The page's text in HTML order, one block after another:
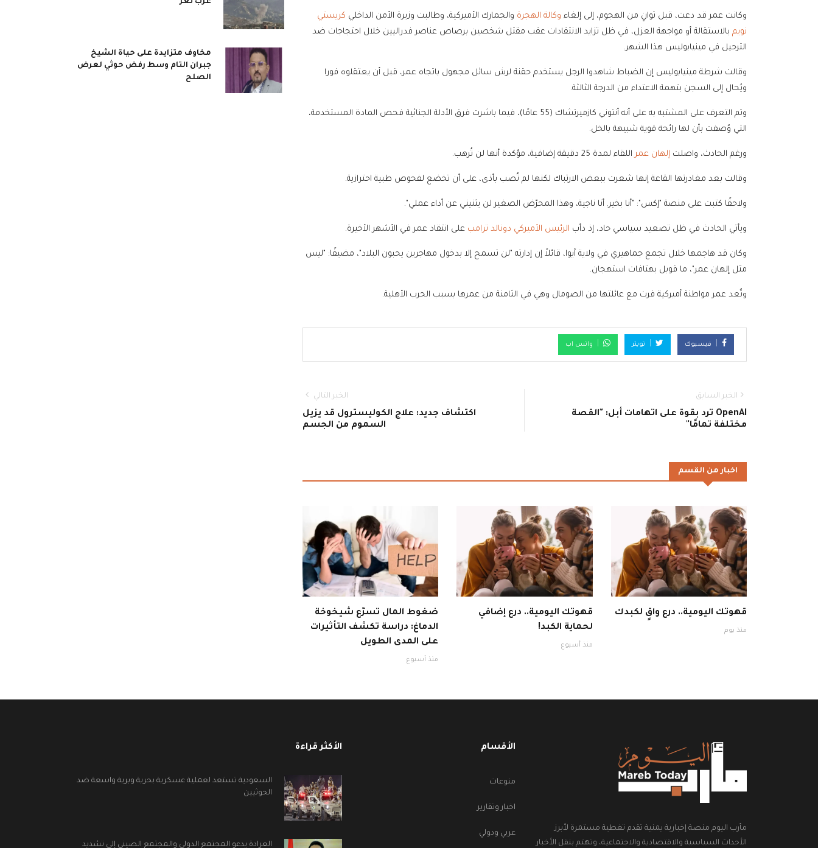
وكانت عمر قد دعت، قبل ثوانٍ من الهجوم، إلى إلغاء وكالة الهجرة والجمارك الأميركية، وطالبت وزيرة الأمن الداخلي كريستي
نويم بالاستقالة أو مواجهة العزل، في ظل تزايد الانتقادات عقب مقتل شخصين برصاص عناصر فدراليين خلال احتجاجات ضد
الترحيل في مينيابوليس هذا الشهر.
وقالت شرطة مينيابوليس إن الضباط شاهدوا الرجل يستخدم حقنة لرش سائل مجهول باتجاه عمر، قبل أن يعتقلوه فورا
ويُحال إلى السجن بتهمة الاعتداء من الدرجة الثالثة.
وتم التعرف على المشتبه به على أنه أنتوني كازميرتشاك (55 عامًا)، فيما باشرت فرق الأدلة الجنائية فحص المادة المستخدمة،
التي وُصفت بأن لها رائحة قوية شبيهة بالخل.
ورغم الحادث، واصلت إلهان عمراللقاء لمدة 25 دقيقة إضافية، مؤكدة أنها لن تُرهب.
وقالت بعد مغادرتها القاعة إنها شعرت ببعض الارتباك لكنها لم تُصب بأذى، على أن تخضع لفحوص طبية احترازية.
ولاحقًا كتبت على منصة "إكس": "أنا بخير. أنا ناجية، وهذا المحرّض الصغير لن يثنيني عن أداء عملي".
ويأتي الحادث في ظل تصعيد سياسي حاد، إذ دأب الرئيس الأميركي دونالد ترامب على انتقاد عمر في الأشهر الأخيرة.
وكان قد هاجمها خلال تجمع جماهيري في ولاية آيوا، قائلاً إن إدارته "لن تسمح إلا بدخول مهاجرين يحبون البلاد"، مضيفًا: "ليس
مثل إلهان عمر"، ما قوبل بهتافات استهجان.
وتُعد عمر مواطنة أميركية فرت مع عائلتها من الصومال وهي في الثامنة من عمرها بسبب الحرب الأهلية.
فيسبوك تويتر واتس اب
الخبر السابق
OpenAI ترد بقوة على اتهامات أبل: "القصة
مختلفة تمامًا"
الخبر التالي
اكتشاف جديد: علاج الكوليسترول قد يزيل
السموم من الجسم
اخبار من القسم
قهوتك اليومية.. درع واقٍ لكبدك
منذ يوم
قهوتك اليومية.. درع إضافي
لحماية الكبد!
منذ أسبوع
ضغوط المال تسرّع شيخوخة
الدماغ: دراسة تكشف التأثيرات
على المدى الطويل
منذ أسبوع
غرب تعز
مخاوف متزايدة على حياة الشيخ
جبران التام وسط رفض حوثي لعرض
الصلح
مأرب اليوم منصة إخبارية يمنية تقدم تغطية مستمرة لأبرز
الأحداث السياسية والاقتصادية والاجتماعية، وتهتم بنقل الأخبار
الأقسام
منوعات
اخبار وتقارير
عربي ودولي
الأكثر قراءة
السعودية تستعد لعملية عسكرية بحرية وبرية واسعة ضد
الحوثيين
العرادة يدعو المجتمع الدولي والمجتمع الصيني إلى تشديد